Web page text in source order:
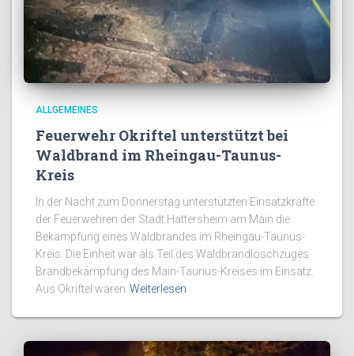
ALLGEMEINES
Feuerwehr Okriftel unterstützt bei
Waldbrand im Rheingau-Taunus-
Kreis
In der Nacht zum Donnerstag unterstützten Einsatzkräfte
der Feuerwehren der Stadt Hattersheim am Main die
Bekämpfung eines Waldbrandes im Rheingau-Taunus-
Kreis. Die Einheit war als Teil des Waldbrandlöschzuges
Brandbekämpfung des Main-Taunus-Kreises im Einsatz.
Aus Okriftel waren Weiterlesen